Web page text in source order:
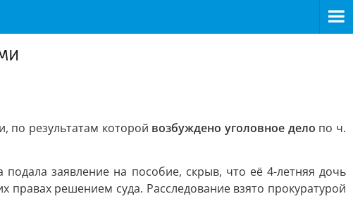
по результатам которой возбуждено уголовное дело по ч.
заявление на пособие, скрыв, что её 4-летняя дочь
решением суда. Расследование взято прокуратурой